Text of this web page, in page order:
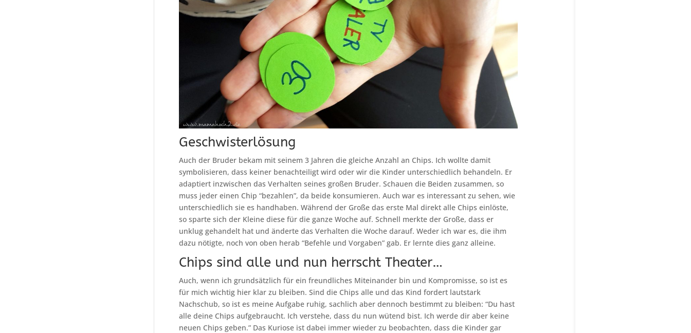
Geschwisterlösung
Auch der Bruder bekam mit seinem 3 Jahren die gleiche Anzahl an Chips. Ich wollte damit
symbolisieren, dass keiner benachteiligt wird oder wir die Kinder unterschiedlich behandeln. Er
adaptiert inzwischen das Verhalten seines großen Bruder. Schauen die Beiden zusammen, so
muss jeder einen Chip “bezahlen”, da beide konsumieren. Auch war es interessant zu sehen, wie
unterschiedlich sie es handhaben. Während der Große das erste Mal direkt alle Chips einlöste,
so sparte sich der Kleine diese für die ganze Woche auf. Schnell merkte der Große, dass er
unklug gehandelt hat und änderte das Verhalten die Woche darauf. Weder ich war es, die ihm
dazu nötigte, noch von oben herab “Befehle und Vorgaben” gab. Er lernte dies ganz alleine.
Chips sind alle und nun herrscht Theater…
Auch, wenn ich grundsätzlich für ein freundliches Miteinander bin und Kompromisse, so ist es
für mich wichtig hier klar zu bleiben. Sind die Chips alle und das Kind fordert lautstark
Nachschub, so ist es meine Aufgabe ruhig, sachlich aber dennoch bestimmt zu bleiben: “Du hast
alle deine Chips aufgebraucht. Ich verstehe, dass du nun wütend bist. Ich werde dir aber keine
neuen Chips geben.” Das Kuriose ist dabei immer wieder zu beobachten, dass die Kinder gar